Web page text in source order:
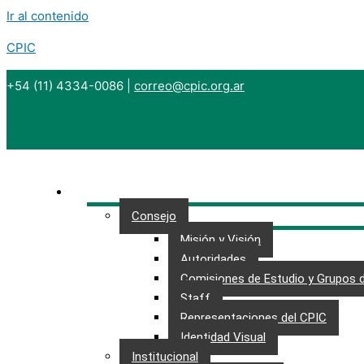
Ir al contenido
CPIC
+54 (11) 4334-0086 correo@cpic.org.ar
Consejo
Misión y Visión
Autoridades
Comisiones de Estudio y Grupos
Staff
Representaciones del CPIC
Identidad Visual
Institucional